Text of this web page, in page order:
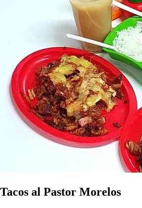
Tacos al Pastor Morelos